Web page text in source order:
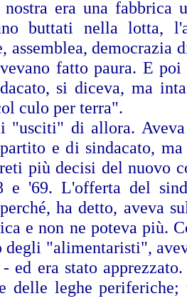
era una fabbrica
buttati nella lotta,
assemblea, democrazia
fatto paura. E
si diceva, ma
culo per terra".
"usciti" di allora.
e di sindacato, ma
più decisi del nuovo
e '69. L'offerta del
ha detto, aveva
e non ne poteva più.
degli "alimentaristi",
ed era stato
delle leghe periferiche;